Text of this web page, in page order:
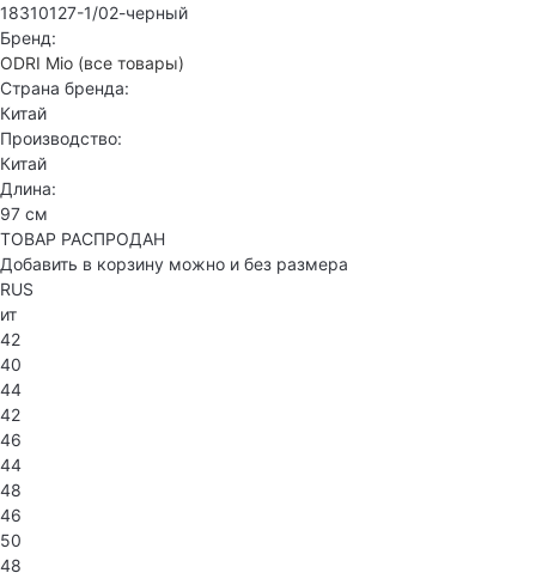
18310127-1/02-черный
Бренд:
ODRI Mio (все товары)
Страна бренда:
Китай
Производство:
Китай
Длина:
97 см
ТОВАР РАСПРОДАН
Добавить в корзину можно и без размера
RUS
ит
42
40
44
42
46
44
48
46
50
48